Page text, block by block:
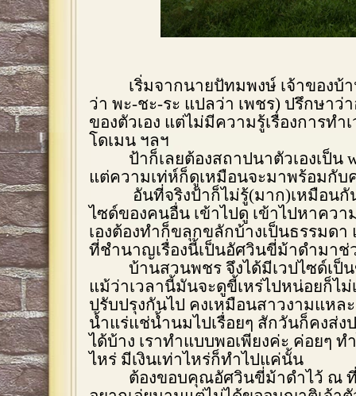
เริ่มจากนายปัทมพงษ์ เจ้าของบ้า
ว่า พะ-ชะ-ระ แปลว่า เพชร) ปรึกษาว่
ของตัวเอง แต่ไม่มีความรู้เรื่องการทำ
โดเมน ฯลฯ
ป้าก็เลยต้องสถาปนาตัวเองเป็น
แต่ความเท่ห์ก็ดูเหมือนจะมาพร้อมกับ
อันที่จริงป้าก็ไม่รู้(มาก)เหมือนกั
ไซด์ของคนอื่น เข้าไปดู เข้าไปหาควา
เองต้องทำก็ขลุกขลักบ้างเป็นธรรมดา
ที่ชำนาญเรื่องนี้เป็นอัศวินขี่ม้าดำมาช่
บ้านสวนพชร จึงได้มีเวปไซด์เป็นข
แม้ว่าเวลานี้มันจะดูขี้เหร่ไปหน่อยก็ไม่
ปรับปรุงกันไป คงเหมือนสาวงามแหล
น้ำแร่แช่น้ำนมไปเรื่อยๆ สักวันก็คงส่ง
ได้บ้าง เราทำแบบพอเพียงค่ะ ค่อยๆ ท
ไหร่ มีเงินเท่าไหร่ก็ทำไปแค่นั้น
ต้องขอบคุณอัศวินขี่ม้าดำไว้ ณ ที่